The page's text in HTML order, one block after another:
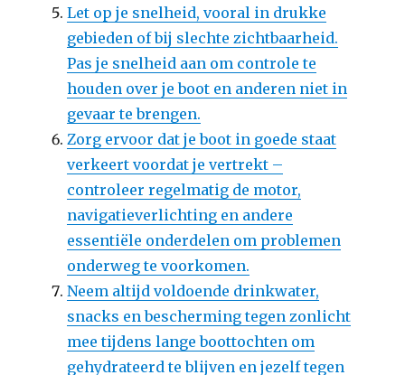
Let op je snelheid, vooral in drukke
gebieden of bij slechte zichtbaarheid.
Pas je snelheid aan om controle te
houden over je boot en anderen niet in
gevaar te brengen.
Zorg ervoor dat je boot in goede staat
verkeert voordat je vertrekt –
controleer regelmatig de motor,
navigatieverlichting en andere
essentiële onderdelen om problemen
onderweg te voorkomen.
Neem altijd voldoende drinkwater,
snacks en bescherming tegen zonlicht
mee tijdens lange boottochten om
gehydrateerd te blijven en jezelf tegen